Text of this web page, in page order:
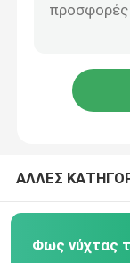
Φως νύχτας
Φως νύχτας
ΑΛΛΕΣ